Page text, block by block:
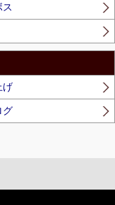
ス
げ
グ